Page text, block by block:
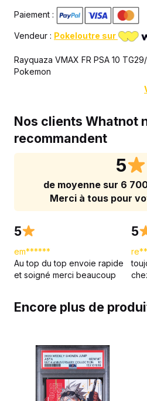
Paiement :
Vendeur : Pokeloutre sur
Rayquaza VMAX FR PSA 10
Pokemon
Nos clients Whatnot
recommandent
5
de moyenne sur 6
Merci à tous pour
5
em******
Au top du top envoie rapide
et soigné merci beaucoup
5
Encore plus de